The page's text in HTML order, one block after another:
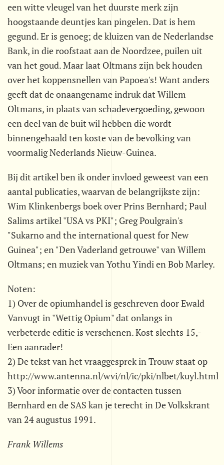
een witte vleugel van het duurste merk zijn
hoogstaande deuntjes kan pingelen. Dat is hem
gegund. Er is genoeg; de kluizen van de Nederlandse
Bank, in die roofstaat aan de Noordzee, puilen uit
van het goud. Maar laat Oltmans zijn bek houden
over het koppensnellen van Papoea's! Want anders
geeft dat de onaangename indruk dat Willem
Oltmans, in plaats van schadevergoeding, gewoon
een deel van de buit wil hebben die wordt
binnengehaald ten koste van de bevolking van
voormalig Nederlands Nieuw-Guinea.
Bij dit artikel ben ik onder invloed geweest van een
aantal publicaties, waarvan de belangrijkste zijn:
Wim Klinkenbergs boek over Prins Bernhard; Paul
Salims artikel "USA vs PKI"; Greg Poulgrain's
"Sukarno and the international quest for New
Guinea"; en "Den Vaderland getrouwe" van Willem
Oltmans; en muziek van Yothu Yindi en Bob Marley.
Noten:
1) Over de opiumhandel is geschreven door Ewald
Vanvugt in "Wettig Opium" dat onlangs in
verbeterde editie is verschenen. Kost slechts 15,-
Een aanrader!
2) De tekst van het vraaggesprek in Trouw staat op
http://www.antenna.nl/wvi/nl/ic/pki/nlbet/kuyl.html
3) Voor informatie over de contacten tussen
Bernhard en de SAS kan je terecht in De Volkskrant
van 24 augustus 1991.
Frank Willems